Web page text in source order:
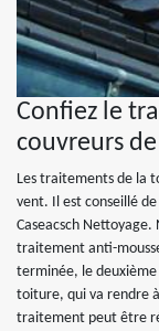
Confiez le
couvreurs
Les traitements de la
vent. Il est conseillé
Caseacsch
traitement anti-
terminée, le
toiture, qui va rendre
traitement peut être